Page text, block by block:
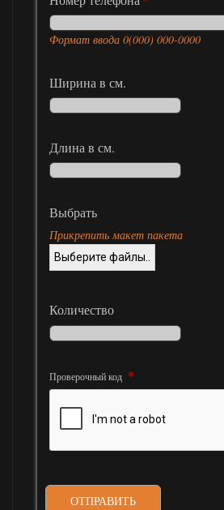
Формат ввода 0(000) 000-0000
Ширина в см.
Длина в см.
Выбрать
Прикрепить макет пакета
Выберите файлы..
Количество
Проверочный код
ОТПРАВИТЬ